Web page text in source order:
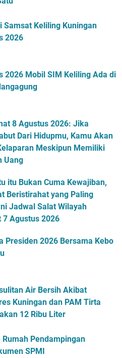
Samsat Keliling Kuningan
2026
2026 Mobil SIM Keliling Ada di
8 Agustus 2026: Jika
Dari Hidupmu, Kamu Akan
Meskipun Memiliki
Uang
itu Bukan Cuma Kewajiban,
Beristirahat yang Paling
Jadwal Salat Wilayah
7 Agustus 2026
Presiden 2026 Bersama Kebo
Air Bersih Akibat
Kuningan dan PAM Tirta
12 Ribu Liter
Pendampingan
SPMI